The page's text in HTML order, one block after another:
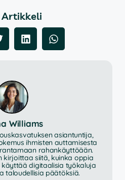
Artikkeli
Williams
asiantuntija,
ihmisten auttamisesta
rahankäyttöään.
kirjoittaa siitä, kuinka oppia
digitaalisia työkaluja
taloudellisia päätöksiä.